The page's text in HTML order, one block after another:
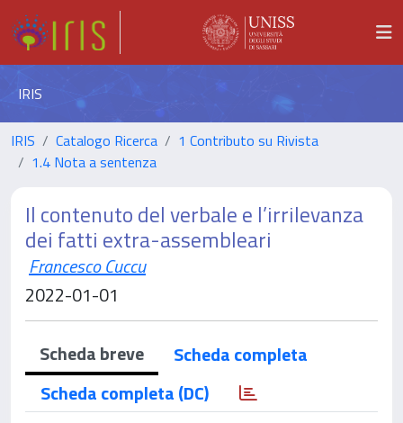
IRIS
IRIS Catalogo Ricerca
1 Contributo su Rivista
1.4 Nota a sentenza
Il contenuto del verbale e l’irrilevanza
dei fatti extra-assembleari
Francesco Cuccu
2022-01-01
Scheda breve
Scheda completa
Scheda completa (DC)